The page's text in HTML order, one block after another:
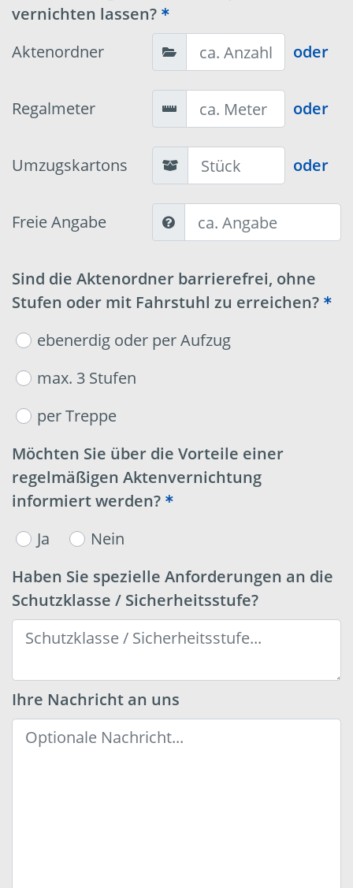
vernichten lassen?
Aktenordner
oder
Regalmeter oder
Umzugskartons oder
Freie Angabe
Sind die Aktenordner barrierefrei, ohne
Stufen oder mit Fahrstuhl zu erreichen?
ebenerdig oder per Aufzug
max. 3 Stufen
per Treppe
Möchten Sie über die Vorteile einer
regelmäßigen Aktenvernichtung
informiert werden?
Ja
Nein
Haben Sie spezielle Anforderungen an die
Schutzklasse / Sicherheitsstufe?
Ihre Nachricht an uns